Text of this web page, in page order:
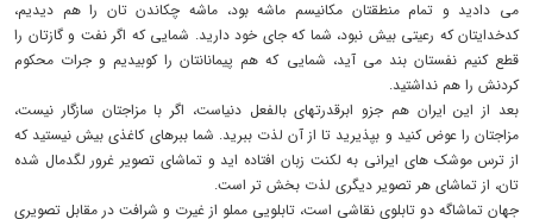
می دادید و تمام منطقتان مکانیسم ماشه بود، ماشه چکاندن تان را هم دیدیم،
کدخدایتان که رعیتی بیش نبود، شما که جای خود دارید. شمایی که اگر نفت و گازتان را
قطع کنیم نفستان بند می آید، شمایی که هم پیمانانتان را کوبیدیم و جرات محکوم
کردنش را هم نداشتید.
بعد از این ایران هم جزو ابرقدرتهای بالفعل دنیاست، اگر با مزاجتان سازگار نیست،
مزاجتان را عوض کنید و بپذیرید تا از آن لذت ببرید. شما ببرهای کاغذی بیش نیستید که
از ترس موشک های ایرانی به لکنت زبان افتاده اید و تماشای تصویر غرور لگدمال شده
تان، از تماشای هر تصویر دیگری لذت بخش تر است.
جهان تماشاگه دو تابلوی نقاشی است، تابلویی مملو از غیرت و شرافت در مقابل تصویری